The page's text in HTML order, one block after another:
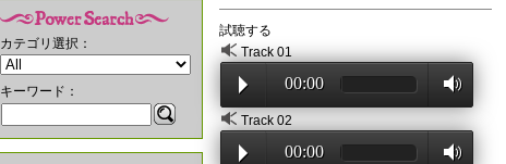
カテゴリ選択：
キーワード：
試聴する
Track 01
00:00
Track 02
00:00